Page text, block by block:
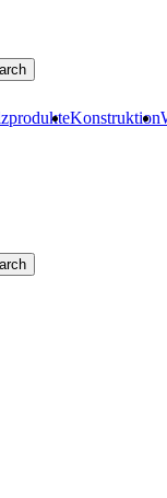
Konstruktion